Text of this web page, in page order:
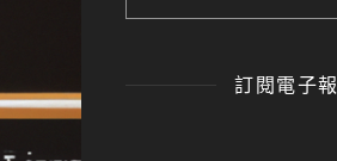
訂閱電子報